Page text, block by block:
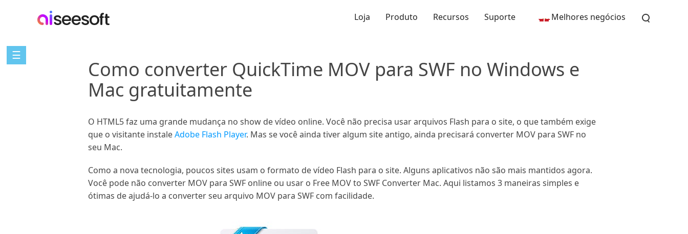
Loja Produto Recursos Suporte Melhores negócios
☰
Como converter QuickTime MOV para SWF no Windows e
Mac gratuitamente
O HTML5 faz uma grande mudança no show de vídeo online. Você não precisa usar arquivos Flash para o site, o que também exige
que o visitante instaleAdobe Flash Player. Mas se você ainda tiver algum site antigo, ainda precisará converter MOV para SWF no
seu Mac.
Como a nova tecnologia, poucos sites usam o formato de vídeo Flash para o site. Alguns aplicativos não são mais mantidos agora.
Você pode não converter MOV para SWF online ou usar o Free MOV to SWF Converter Mac. Aqui listamos 3 maneiras simples e
ótimas de ajudá-lo a converter seu arquivo MOV para SWF com facilidade.